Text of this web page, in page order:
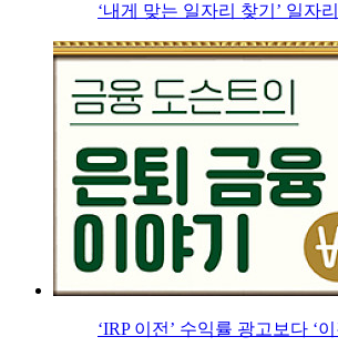
‘내게 맞는 일자리 찾기’ 일자
‘IRP 이전’ 수익률 광고보다 ‘